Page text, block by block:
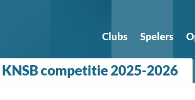
Clubs Spelers
competitie 2025-2026